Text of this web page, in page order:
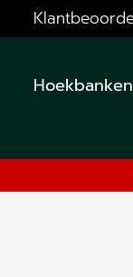
Hoekbanken